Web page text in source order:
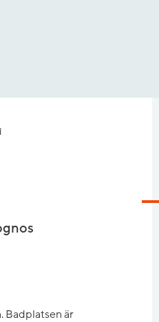
Badplatsen är